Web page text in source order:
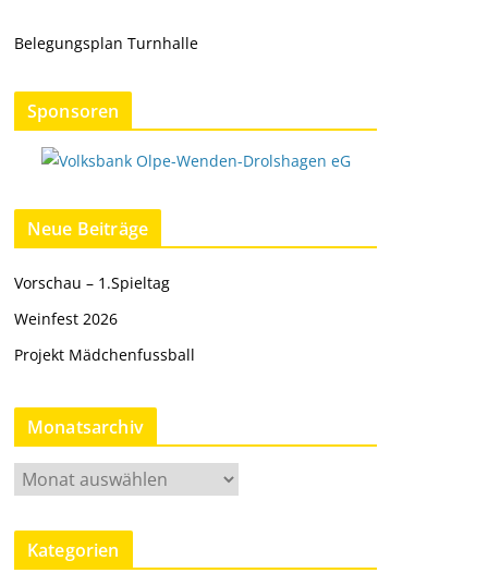
Belegungsplan Turnhalle
Sponsoren
Neue Beiträge
Vorschau – 1.Spieltag
Weinfest 2026
Projekt Mädchenfussball
Monatsarchiv
M
o
n
Kategorien